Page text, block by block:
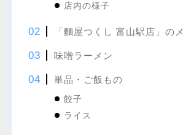
店内の様子
「麵屋つくし 富山駅店」の
味噌ラーメン
単品・ご飯もの
餃子
ライス